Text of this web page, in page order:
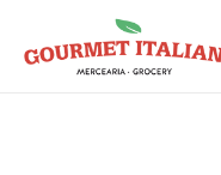
contenuto